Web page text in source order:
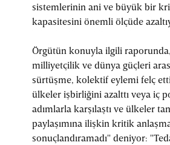
sistemlerinin ani ve büyük bir
kapasitesini önemli ölçüde
Örgütün konuyla ilgili
milliyetçilik ve dünya güçleri
sürtüşme, kolektif eylemi felç
ülkeler işbirliğini azalttı veya iç
adımlarla karşılaştı ve ülkeler
paylaşımına ilişkin kritik
sonuçlandıramadı" deniyor: